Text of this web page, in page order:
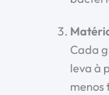
Cada
leva à
menos